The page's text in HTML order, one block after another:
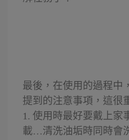
最後，在使用的過程中
提到的注意事項，這很
1. 使用時最好要戴上家
載…清洗油垢時同時會